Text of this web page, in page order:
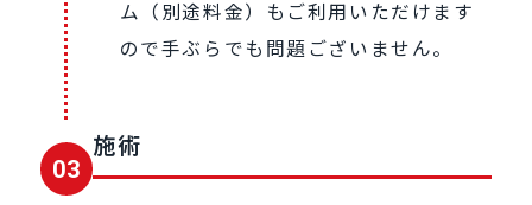
ム（別途料金）もご利用いただけます
ので手ぶらでも問題ございません。
03
施術